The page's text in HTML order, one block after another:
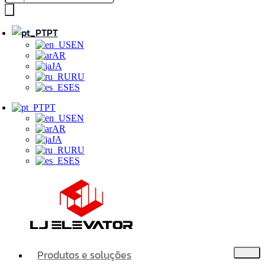
PT
EN
AR
JA
RU
ES
PT
EN
AR
JA
RU
ES
Produtos e soluções